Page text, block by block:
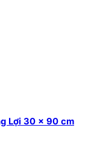
Lợi 30 x 90 cm